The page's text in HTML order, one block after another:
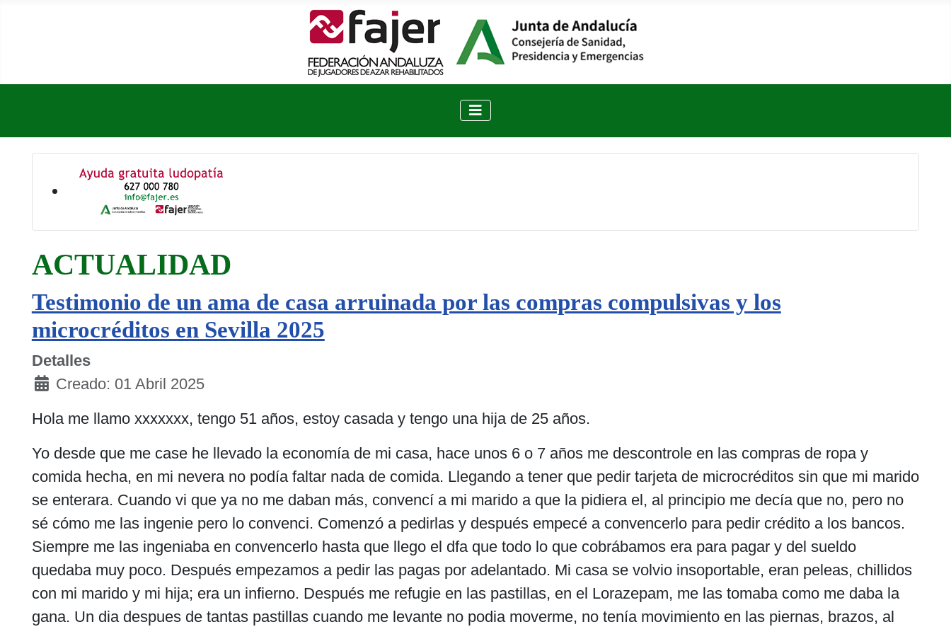
ACTUALIDAD
Testimonio de un ama de casa arruinada por las compras compulsivas y los
microcréditos en Sevilla 2025
Detalles
Creado: 01 Abril 2025
Hola me llamo xxxxxxx, tengo 51 años, estoy casada y tengo una hija de 25 años.
Yo desde que me case he llevado la economía de mi casa, hace unos 6 o 7 años me descontrole en las compras de ropa y
comida hecha, en mi nevera no podía faltar nada de comida. Llegando a tener que pedir tarjeta de microcréditos sin que mi marido
se enterara. Cuando vi que ya no me daban más, convencí a mi marido a que la pidiera el, al principio me decía que no, pero no
sé cómo me las ingenie pero lo convenci. Comenzó a pedirlas y después empecé a convencerlo para pedir crédito a los bancos.
Siempre me las ingeniaba en convencerlo hasta que llego el dfa que todo lo que cobrábamos era para pagar y del sueldo
quedaba muy poco. Después empezamos a pedir las pagas por adelantado. Mi casa se volvio insoportable, eran peleas, chillidos
con mi marido y mi hija; era un infierno. Después me refugie en las pastillas, en el Lorazepam, me las tomaba como me daba la
gana. Un dia despues de tantas pastillas cuando me levante no podia moverme, no tenía movimiento en las piernas, brazos, al